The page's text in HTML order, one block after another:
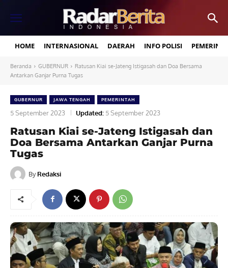
HOME INTERNASIONAL DAERAH INFO POLISI
Beranda GUBERNUR
Ratusan Kiai se-Jateng Istigasah dan Doa Bersama
Antarkan Ganjar Purna Tugas
GUBERNUR JAWA TENGAH PEMERINTAH
5 September 2023 Updated: 5 September 2023
Ratusan Kiai se-Jateng Istigasah dan
Doa Bersama Antarkan Ganjar Purna
Tugas
By Redaksi